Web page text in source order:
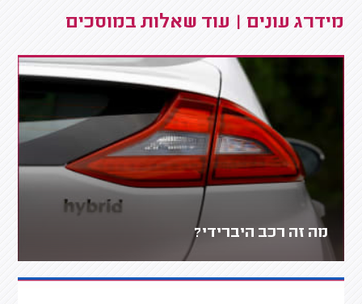
מידרג עונים | עוד שאלות במוסכים
מה זה רכב היברידי?